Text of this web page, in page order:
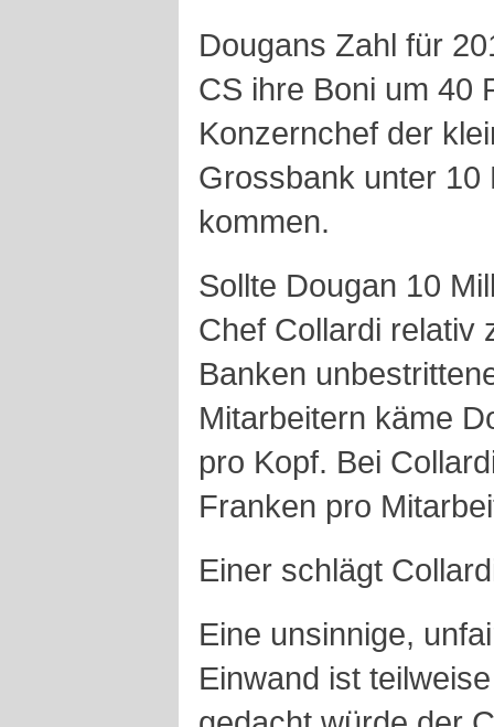
Dougans Zahl für
CS ihre Boni um 40
Konzernchef der
Grossbank unter 10
kommen.
Sollte Dougan 10
Chef Collardi relativ
Banken
Mitarbeitern käme
pro Kopf. Bei
Franken pro
Einer schlägt
Eine unsinnige,
Einwand ist